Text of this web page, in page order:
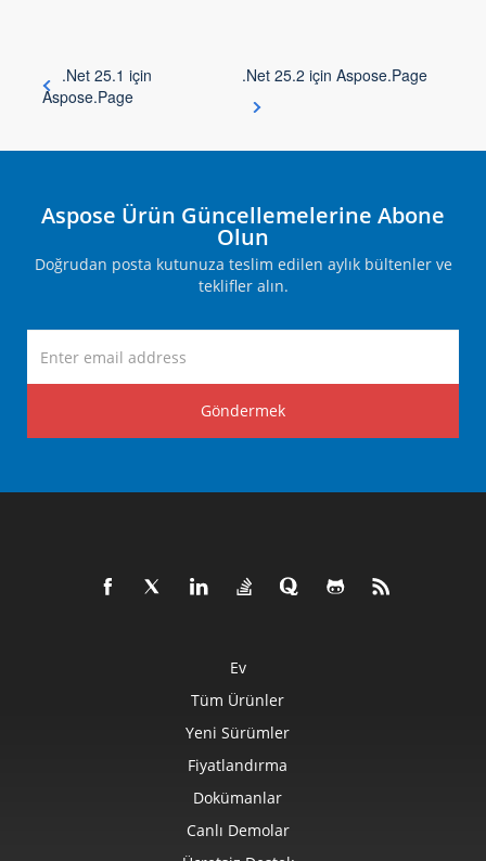
.Net 25.1 için
Aspose.Page
.Net 25.2 için Aspose.Page
Aspose Ürün Güncellemelerine Abone
Olun
Doğrudan posta kutunuza teslim edilen aylık bültenler ve
teklifler alın.
Göndermek
Ev
Tüm Ürünler
Yeni Sürümler
Fiyatlandırma
Dokümanlar
Canlı Demolar